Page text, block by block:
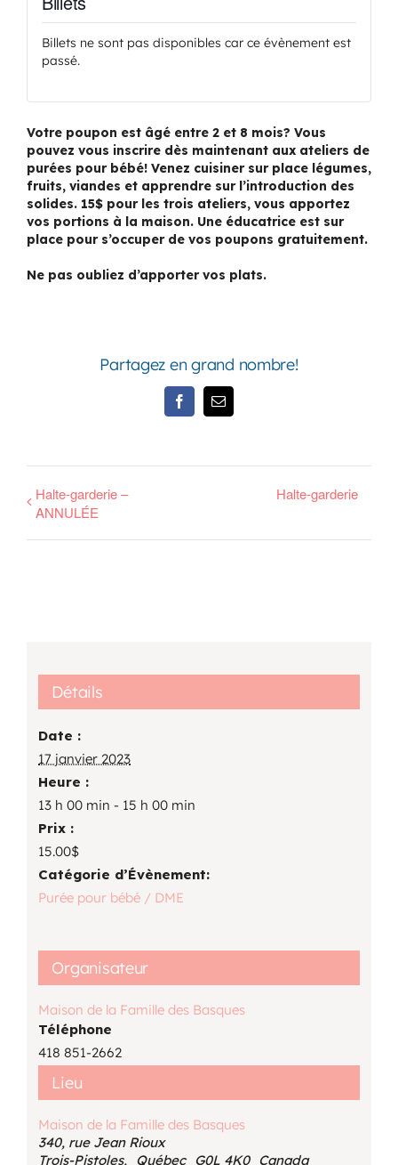
Billets ne sont pas disponibles car ce évènement est
passé.
Votre poupon est âgé entre 2 et 8 mois? Vous
pouvez vous inscrire dès maintenant aux ateliers de
purées pour bébé! Venez cuisiner sur place légumes,
fruits, viandes et apprendre sur l’introduction des
solides. 15$ pour les trois ateliers, vous apportez
vos portions à la maison. Une éducatrice est sur
place pour s’occuper de vos poupons gratuitement.
Ne pas oubliez d’apporter vos plats.
Partagez en grand nombre!
FacebookEmail
Halte-garderie –
ANNULÉE
Halte-garderie
Détails
Date :
17 janvier 2023
Heure :
13 h 00 min - 15 h 00 min
Prix :
15.00$
Catégorie d’Évènement:
Purée pour bébé / DME
Lieu
Maison de la Famille des Basques
340, rue Jean Rioux
Trois-Pistoles, Québec G0L 4K0 Canada
Organisateur
Maison de la Famille des Basques
Téléphone
418 851-2662